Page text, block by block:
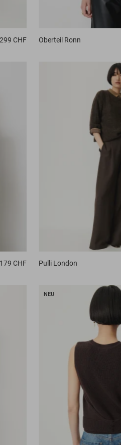
299 CHF Oberteil Ronn
179 CHF Pulli London
NEU